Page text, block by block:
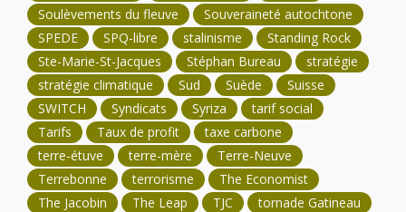
Soulèvements du fleuve
Souveraineté autochtone
SPEDE
SPQ-libre stalinisme
Standing Rock
Ste-Marie-St-Jacques
Stéphan Bureau
stratégie
stratégie climatique
Sud Suède
Suisse
SWITCH
Syndicats Syriza
tarif social
Tarifs
Taux de profit
taxe carbone
terre-étuve
terre-mère
Terre-Neuve
Terrebonne
terrorisme
The Economist
The Jacobin
The Leap TJC
tornade Gatineau